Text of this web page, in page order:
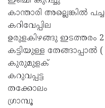
കാന്താരി അല്ലെങ്കിൽ
കറിവേപ്പില
ഉരുളകിഴങ്ങു ഇടത്തരം 2
കട്ടിയുള്ള തേങ്ങാപ്പാൽ
കുരുമുളക്
കറുവപ്പട്ട
തക്കോലം
ഗ്രാമ്പൂ